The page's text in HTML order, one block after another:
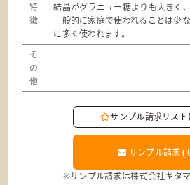
特
徴
結晶がグラニュー糖よりも大きく
一般的に家庭で使われることは少
に多く使われます。
そ
の
他
サンプル請求リスト
サンプル請求(
※サンプル請求は株式会社キタ